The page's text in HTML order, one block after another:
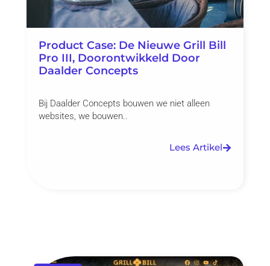
Product Case: De Nieuwe Grill Bill
Pro III, Doorontwikkeld Door
Daalder Concepts
Bij Daalder Concepts bouwen we niet alleen
websites, we bouwen..
Lees Artikel